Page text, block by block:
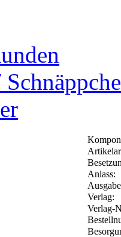
Anlass:
Verlag:
Verlag-